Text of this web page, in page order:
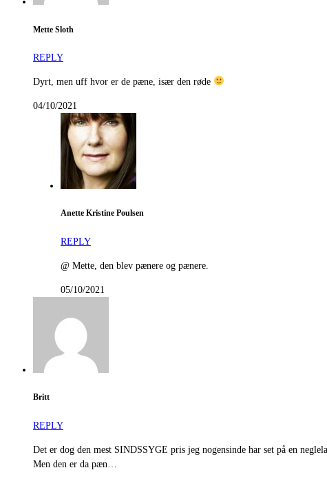
Mette Sloth
REPLY
Dyrt, men uff hvor er de pæne, især den røde
04/10/2021
Anette Kristine Poulsen
REPLY
@ Mette, den blev pænere og pænere.
05/10/2021
Britt
REPLY
Det er dog den mest SINDSSYGE pris jeg nogensinde har set på en
Men den er da pæn…